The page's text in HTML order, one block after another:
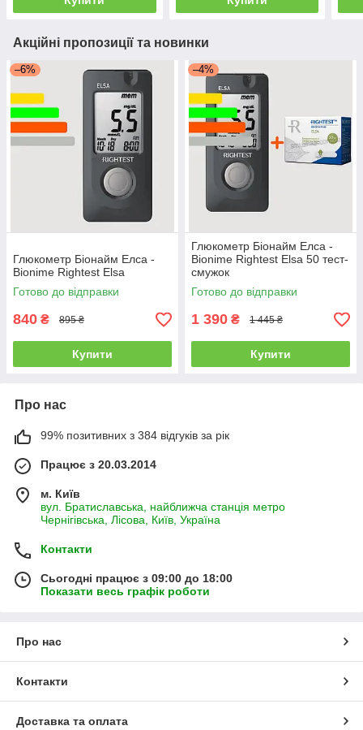
Акційні пропозиції та новинки
–6%
Глюкометр Біонайм Елса -
Bionime Rightest Elsa
Готово до відправки
840 ₴ 895 ₴
Купити
–4%
Глюкометр Біонайм Елса -
Bionime Rightest Elsa 50 тест-
смужок
Готово до відправки
1 390 ₴ 1 445 ₴
Купити
Про нас
99% позитивних з 384 відгуків за рік
Працює з 20.03.2014
м. Київ
вул. Братиславська, найближча станція метро
Чернігівська, Лісова, Київ, Україна
Контакти
Сьогодні працює з 09:00 до 18:00
Показати весь графік роботи
Про нас
Контакти
Доставка та оплата